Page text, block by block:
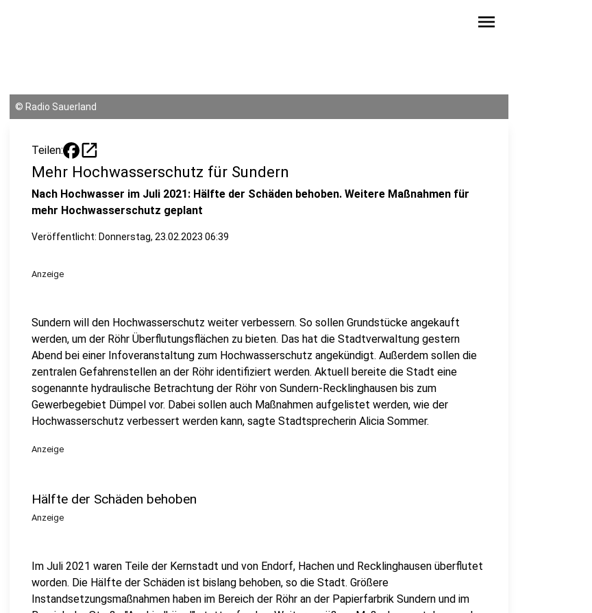
menu
© Radio Sauerland
Teilen: open_in_new
Mehr Hochwasserschutz für Sundern
Nach Hochwasser im Juli 2021: Hälfte der Schäden behoben. Weitere Maßnahmen für
mehr Hochwasserschutz geplant
Veröffentlicht: Donnerstag, 23.02.2023 06:39
Anzeige
Sundern will den Hochwasserschutz weiter verbessern. So sollen Grundstücke angekauft
werden, um der Röhr Überflutungsflächen zu bieten. Das hat die Stadtverwaltung gestern
Abend bei einer Infoveranstaltung zum Hochwasserschutz angekündigt. Außerdem sollen die
zentralen Gefahrenstellen an der Röhr identifiziert werden. Aktuell bereite die Stadt eine
sogenannte hydraulische Betrachtung der Röhr von Sundern-Recklinghausen bis zum
Gewerbegebiet Dümpel vor. Dabei sollen auch Maßnahmen aufgelistet werden, wie der
Hochwasserschutz verbessert werden kann, sagte Stadtsprecherin Alicia Sommer.
Anzeige
Hälfte der Schäden behoben
Anzeige
Im Juli 2021 waren Teile der Kernstadt und von Endorf, Hachen und Recklinghausen überflutet
worden. Die Hälfte der Schäden ist bislang behoben, so die Stadt. Größere
Instandsetzungsmaßnahmen haben im Bereich der Röhr an der Papierfarbrik Sundern und im